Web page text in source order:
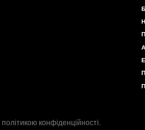
політикою конфіденційності.